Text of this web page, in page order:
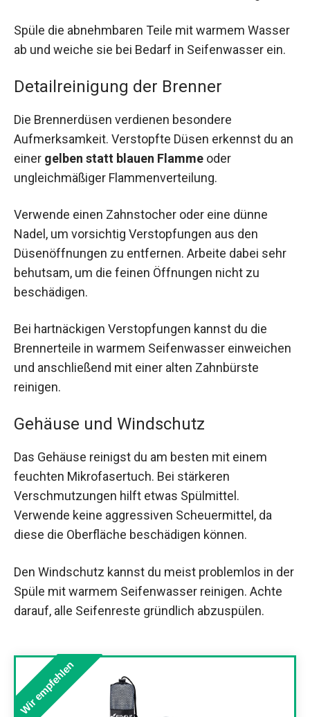
Spüle die abnehmbaren Teile mit warmem Wasser
ab und weiche sie bei Bedarf in Seifenwasser ein.
Detailreinigung der Brenner
Die Brennerdüsen verdienen besondere
Aufmerksamkeit. Verstopfte Düsen erkennst du an
einer gelben statt blauen Flamme oder
ungleichmäßiger Flammenverteilung.
Verwende einen Zahnstocher oder eine dünne
Nadel, um vorsichtig Verstopfungen aus den
Düsenöffnungen zu entfernen. Arbeite dabei sehr
behutsam, um die feinen Öffnungen nicht zu
beschädigen.
Bei hartnäckigen Verstopfungen kannst du die
Brennerteile in warmem Seifenwasser einweichen
und anschließend mit einer alten Zahnbürste
reinigen.
Gehäuse und Windschutz
Das Gehäuse reinigst du am besten mit einem
feuchten Mikrofasertuch. Bei stärkeren
Verschmutzungen hilft etwas Spülmittel.
Verwende keine aggressiven Scheuermittel, da
diese die Oberfläche beschädigen können.
Den Windschutz kannst du meist problemlos in der
Spüle mit warmem Seifenwasser reinigen. Achte
darauf, alle Seifenreste gründlich abzuspülen.
Wir empfehlen